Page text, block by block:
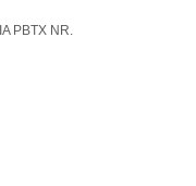
PBTX NR.